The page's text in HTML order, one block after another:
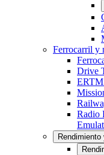
Ferrocarril y
Drive
Radio